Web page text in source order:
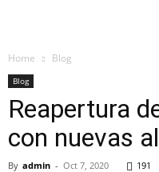
Home Blog
Blog
Reapertura
con nuevas
By admin - Oct 7, 2020 191